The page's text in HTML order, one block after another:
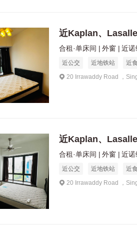
近Kaplan、
合租·单床间 外窗 近
近公交 近地铁站
近
20 Irrawaddy Road ，
近Kaplan、
合租·单床间 外窗 近
近公交 近地铁站
近
20 Irrawaddy Road ，